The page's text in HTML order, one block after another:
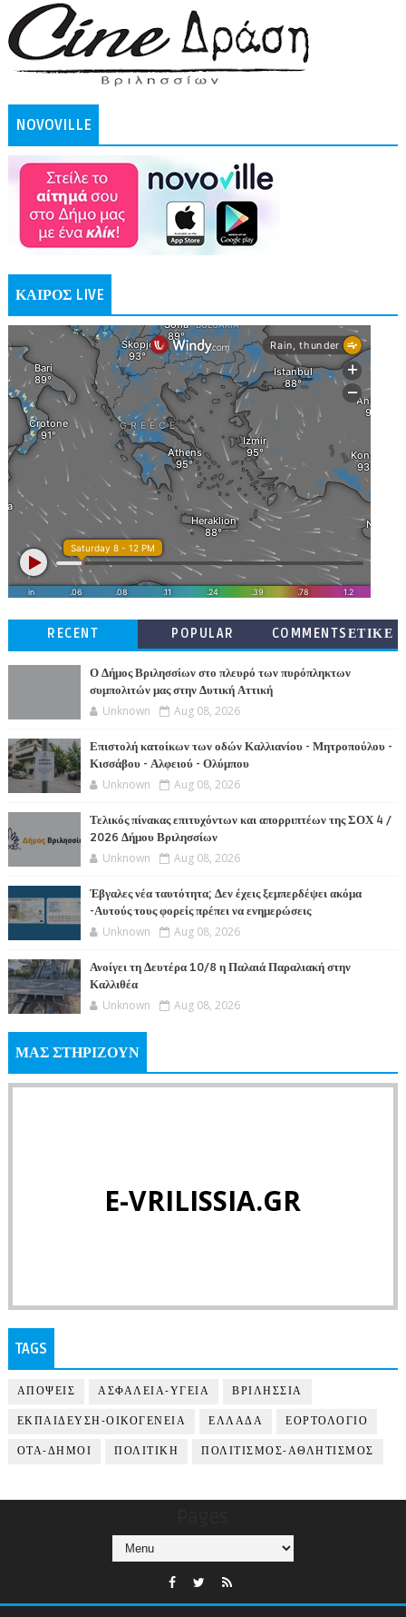
NOVOVILLE
ΚΑΙΡΟΣ LIVE
RECENT POPULAR
COMMENTSΕΤΙΚΕ
Ο Δήμος Βριλησσίων στο πλευρό των πυρόπληκτων
συμπολιτών μας στην Δυτική Αττική
Unknown Aug 08, 2026
Επιστολή κατοίκων των οδών Καλλιανίου - Μητροπούλου -
Κισσάβου - Αλφειού - Ολύμπου
Unknown Aug 08, 2026
Τελικός πίνακας επιτυχόντων και απορριπτέων της ΣΟΧ 4 /
2026 Δήμου Βριλησσίων
Unknown Aug 08, 2026
Έβγαλες νέα ταυτότητα; Δεν έχεις ξεμπερδέψει ακόμα
-Αυτούς τους φορείς πρέπει να ενημερώσεις
Unknown Aug 08, 2026
Ανοίγει τη Δευτέρα 10/8 η Παλαιά Παραλιακή στην
Καλλιθέα
Unknown Aug 08, 2026
ΜΑΣ ΣΤΗΡΙΖΟΥΝ
E-VRILISSIA.GR
TAGS
ΑΠΟΨΕΙΣ ΑΣΦΑΛΕΙΑ-ΥΓΕΙΑ ΒΡΙΛΗΣΣΙΑ
ΕΚΠΑΙΔΕΥΣΗ-ΟΙΚΟΓΕΝΕΙΑ ΕΛΛΑΔΑ ΕΟΡΤΟΛΟΓΙΟ
ΟΤΑ-ΔΗΜΟΙ ΠΟΛΙΤΙΚΗ ΠΟΛΙΤΙΣΜΟΣ-ΑΘΛΗΤΙΣΜΟΣ